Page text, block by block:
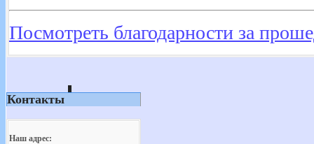
Посмотреть благодарности за
Контакты
Наш адрес: